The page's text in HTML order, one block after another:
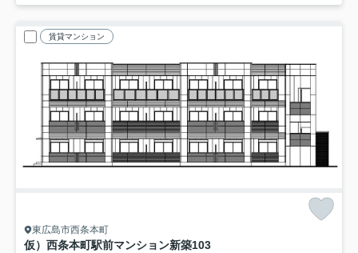
賃貸マンション
東広島市西条本町
仮）西条本町駅前マンション新築103